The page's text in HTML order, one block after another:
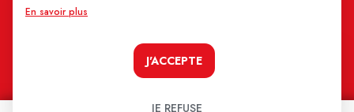
En savoir plus
J'ACCEPTE
JE REFUSE